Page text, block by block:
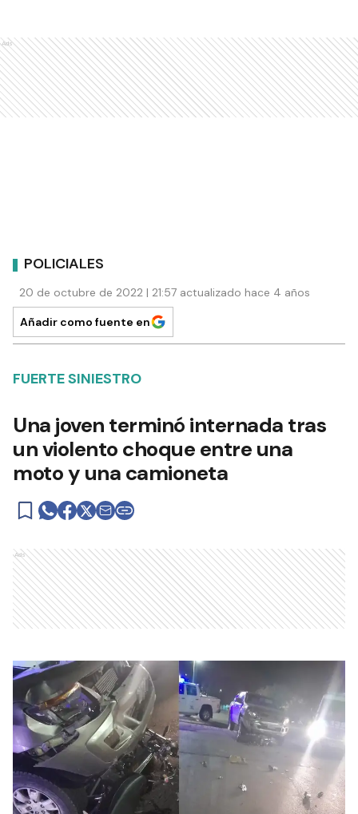
Ads
POLICIALES
20 de octubre de 2022 | 21:57 actualizado hace 4 años
Añadir como fuente en
FUERTE SINIESTRO
Una joven terminó internada tras
un violento choque entre una
moto y una camioneta
Ads